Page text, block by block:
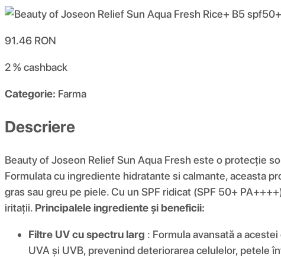
91.46 RON
2 %cashback
Categorie: Farma
Descriere
Beauty of Joseon Relief Sun Aqua Fresh este o protecție
Formulata cu ingrediente hidratante si calmante, aceasta
gras sau greu pe piele. Cu un SPF ridicat (SPF 50+
iritații. Principalele ingrediente și beneficii:
Filtre UV cu spectru larg : Formula avansată a
UVA și UVB, prevenind deteriorarea celulelor, petele